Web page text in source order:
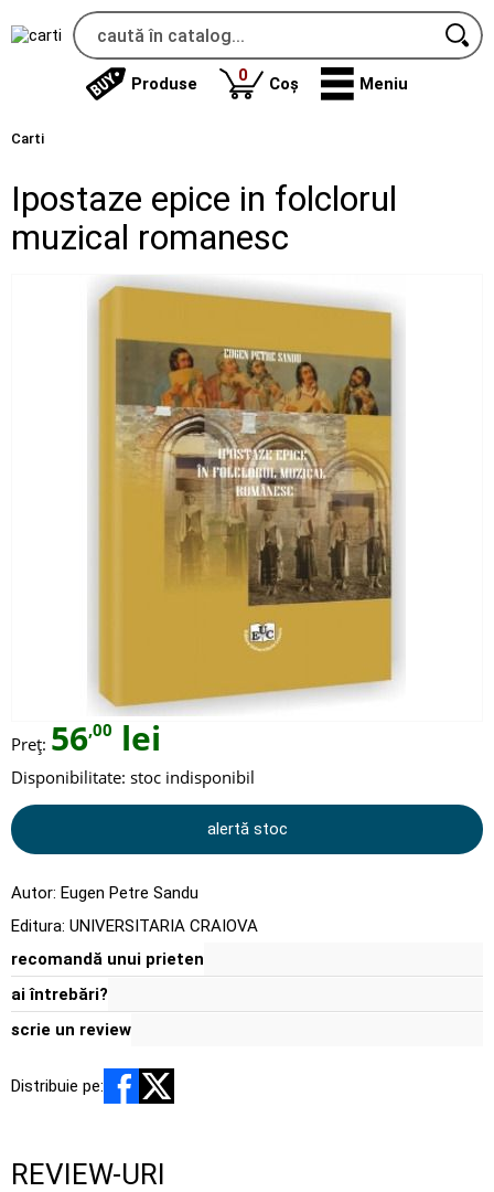
Produse 0produse
Coș Meniu
Carti
Ipostaze epice in folclorul
muzical romanesc
Preț: 56,00 lei
Disponibilitate: stoc indisponibil
alertă stoc
Autor: Eugen Petre Sandu
Editura: UNIVERSITARIA CRAIOVA
recomandă unui prieten
ai întrebări?
scrie un review
Distribuie pe:
REVIEW-URI